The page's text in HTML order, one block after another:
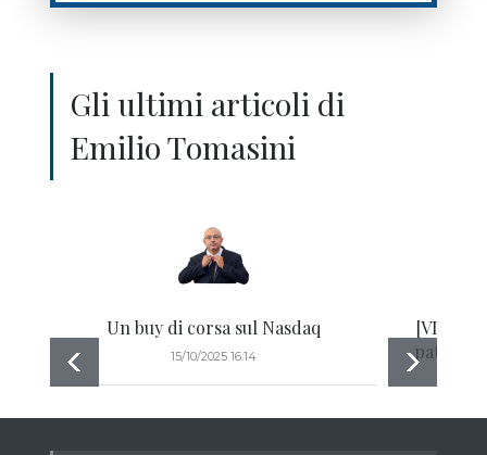
Gli ultimi articoli di
Emilio Tomasini
Un buy di corsa sul Nasdaq
15/10/2025 16:14
pata trac